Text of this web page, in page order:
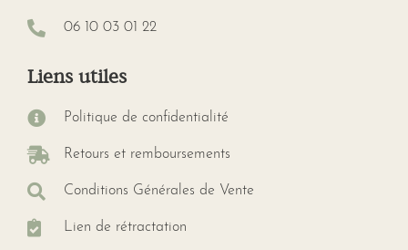
06 10 03 01 22
Liens utiles
Politique de confidentialité
Retours et remboursements
Conditions Générales de Vente
Lien de rétractation